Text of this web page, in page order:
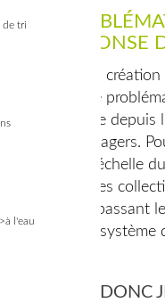
de tri
l'eau
UNE
UNE RÉPONSE
Au départ, la
lotoise à une
préoccupante
déchets ménagers.
judicieux à l’échelle
l’ensemble des
cohésion dépassant
déployer un
JE PENSE, DONC